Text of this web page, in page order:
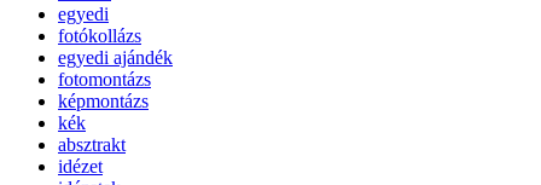
egyedi
fotókollázs
egyedi ajándék
fotomontázs
képmontázs
kék
absztrakt
idézet